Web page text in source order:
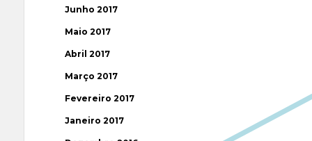
Junho 2017
Maio 2017
Abril 2017
Março 2017
Fevereiro 2017
Janeiro 2017